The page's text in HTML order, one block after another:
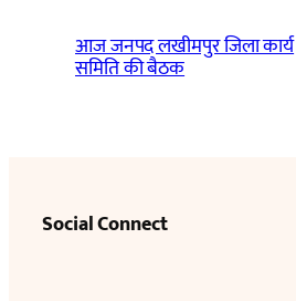
आज जनपद लखीमपुर जिला कार्य
समिति की बैठक
Social Connect